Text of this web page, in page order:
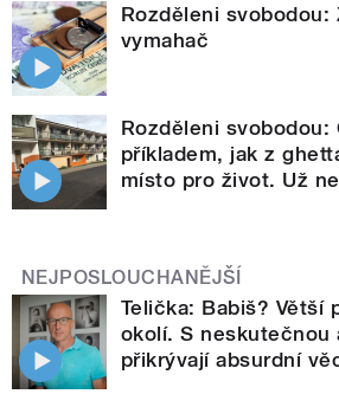
Rozděleni svobodou:
vymahač
Rozděleni svobodou:
příkladem, jak z
místo pro život. Už
NEJPOSLOUCHANĚJŠÍ
Telička: Babiš? Větší
okolí. S neskutečnou
přikrývají absurdní